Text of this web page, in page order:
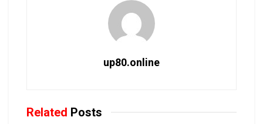
up80.online
Related Posts